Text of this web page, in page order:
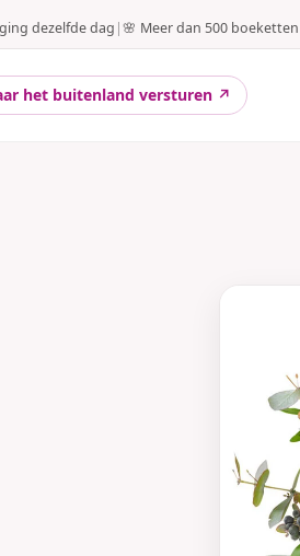
dezelfde dag |🌸 Meer dan 500 boeketten
het buitenland versturen ↗